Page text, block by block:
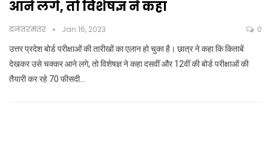
आने लगे, तो विशेषज्ञ ने कहा
दजंतरमंतर Jan 16, 2023 0
उत्तर प्रदेश बोर्ड परीक्षाओं की तारीखों का एलान हो चुका है। छात्र ने कहा कि किताबें
देखकर उसे चक्कर आने लगे, तो विशेषज्ञ ने कहा दसवीं और 12वीं की बोर्ड परीक्षाओं की
तैयारी कर रहे 70 फीसदी…